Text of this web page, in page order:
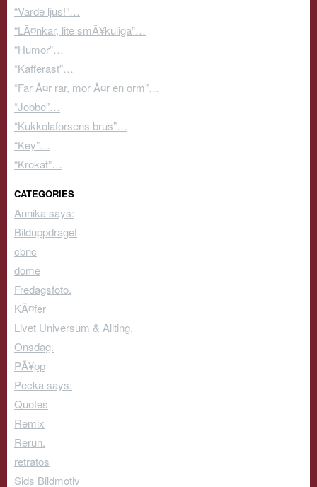
“Varde ljus!”…
“LÃ¤nkar, lite smÃ¥kuliga”…
“Humor”…
“Kafferast”…
“Far Ã¤r rar, mor Ã¤r en orm”…
“Jobbe”…
“Kukkolaforsens brus”…
“Key”…
“Krokat”…
CATEGORIES
Annika says:
Bilduppdraget
cbnc
dome
Fredagsfoto.
KÃ¤fer
Livet Universum & Allting.
Onsdag.
PÃ¥pp
Pecka says:
Quotes
Remix
Rerun.
retratos
Sids Bildmotiv